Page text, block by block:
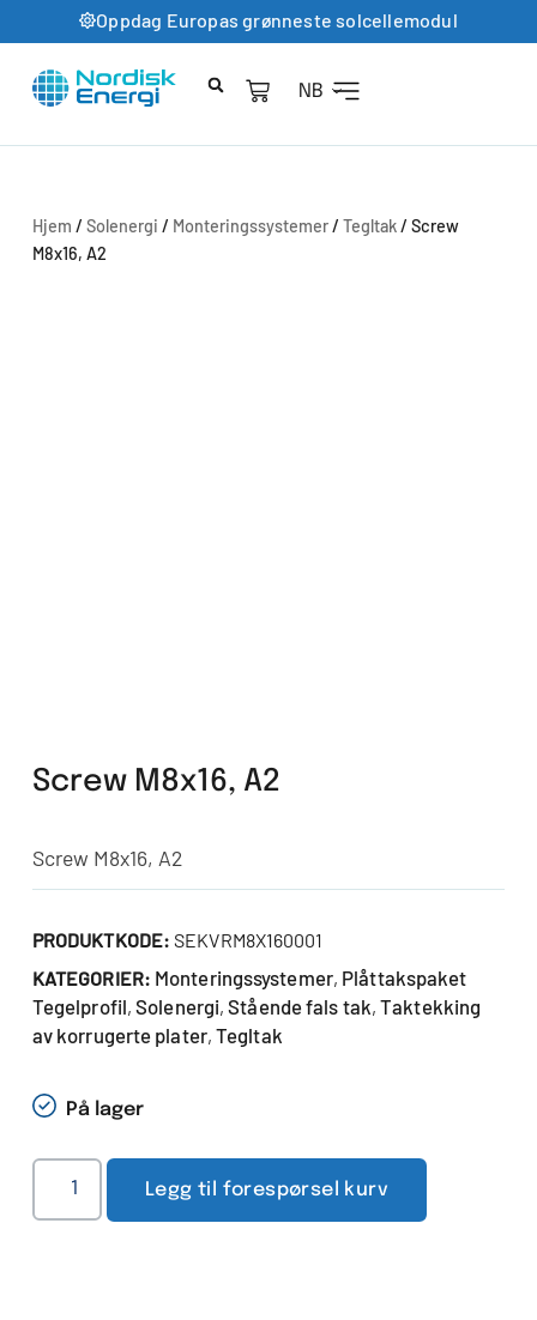
Oppdag Europas grønneste solcellemodul
NB
Hjem / Solenergi / Monteringssystemer/ Tegltak/ Screw
M8x16, A2
Screw M8x16, A2
Screw M8x16, A2
PRODUKTKODE:SEKVRM8X160001
KATEGORIER: Monteringssystemer, Plåttakspaket
Tegelprofil,Solenergi,Stående fals tak,Taktekking
av korrugerte plater,Tegltak
På lager
Legg til forespørsel kurv